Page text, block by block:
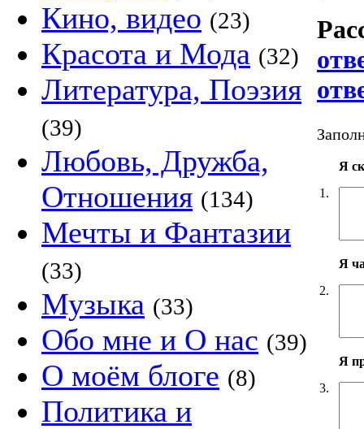
Кино, видео (23)
Красота и Мода (32)
Литература, Поэзия
(39)
Любовь, Дружба,
Отношения (134)
Мечты и Фантазии
(33)
Музыка (33)
Обо мне и О нас (39)
О моём блоге (8)
Политика и
1.
Я
2.
Я
3.
Я